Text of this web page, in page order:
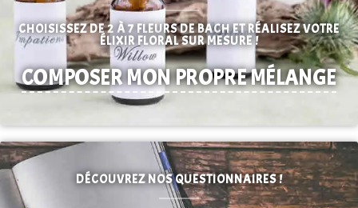
CHOISISSEZ DE 2 À 7 FLEURS DE BACH ET RÉALISEZ VOTRE
ÉLIXIR FLORAL SUR MESURE !
COMPOSER MON PROPRE MÉLANGE
DÉCOUVREZ NOS QUESTIONNAIRES !